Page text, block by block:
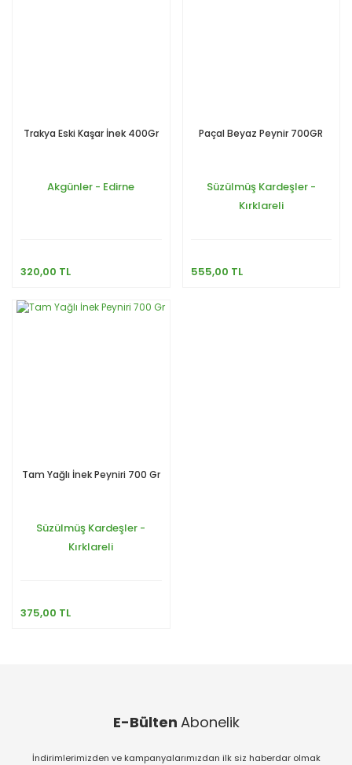
Trakya Eski Kaşar İnek 400Gr
Akgünler - Edirne
320,00 TL
Paçal Beyaz Peynir 700GR
Süzülmüş Kardeşler -
Kırklareli
555,00 TL
Tam Yağlı İnek Peyniri 700 Gr
Süzülmüş Kardeşler -
Kırklareli
375,00 TL
E-Bülten Abonelik
İndirimlerimizden ve kampanyalarımızdan ilk siz haberdar olmak